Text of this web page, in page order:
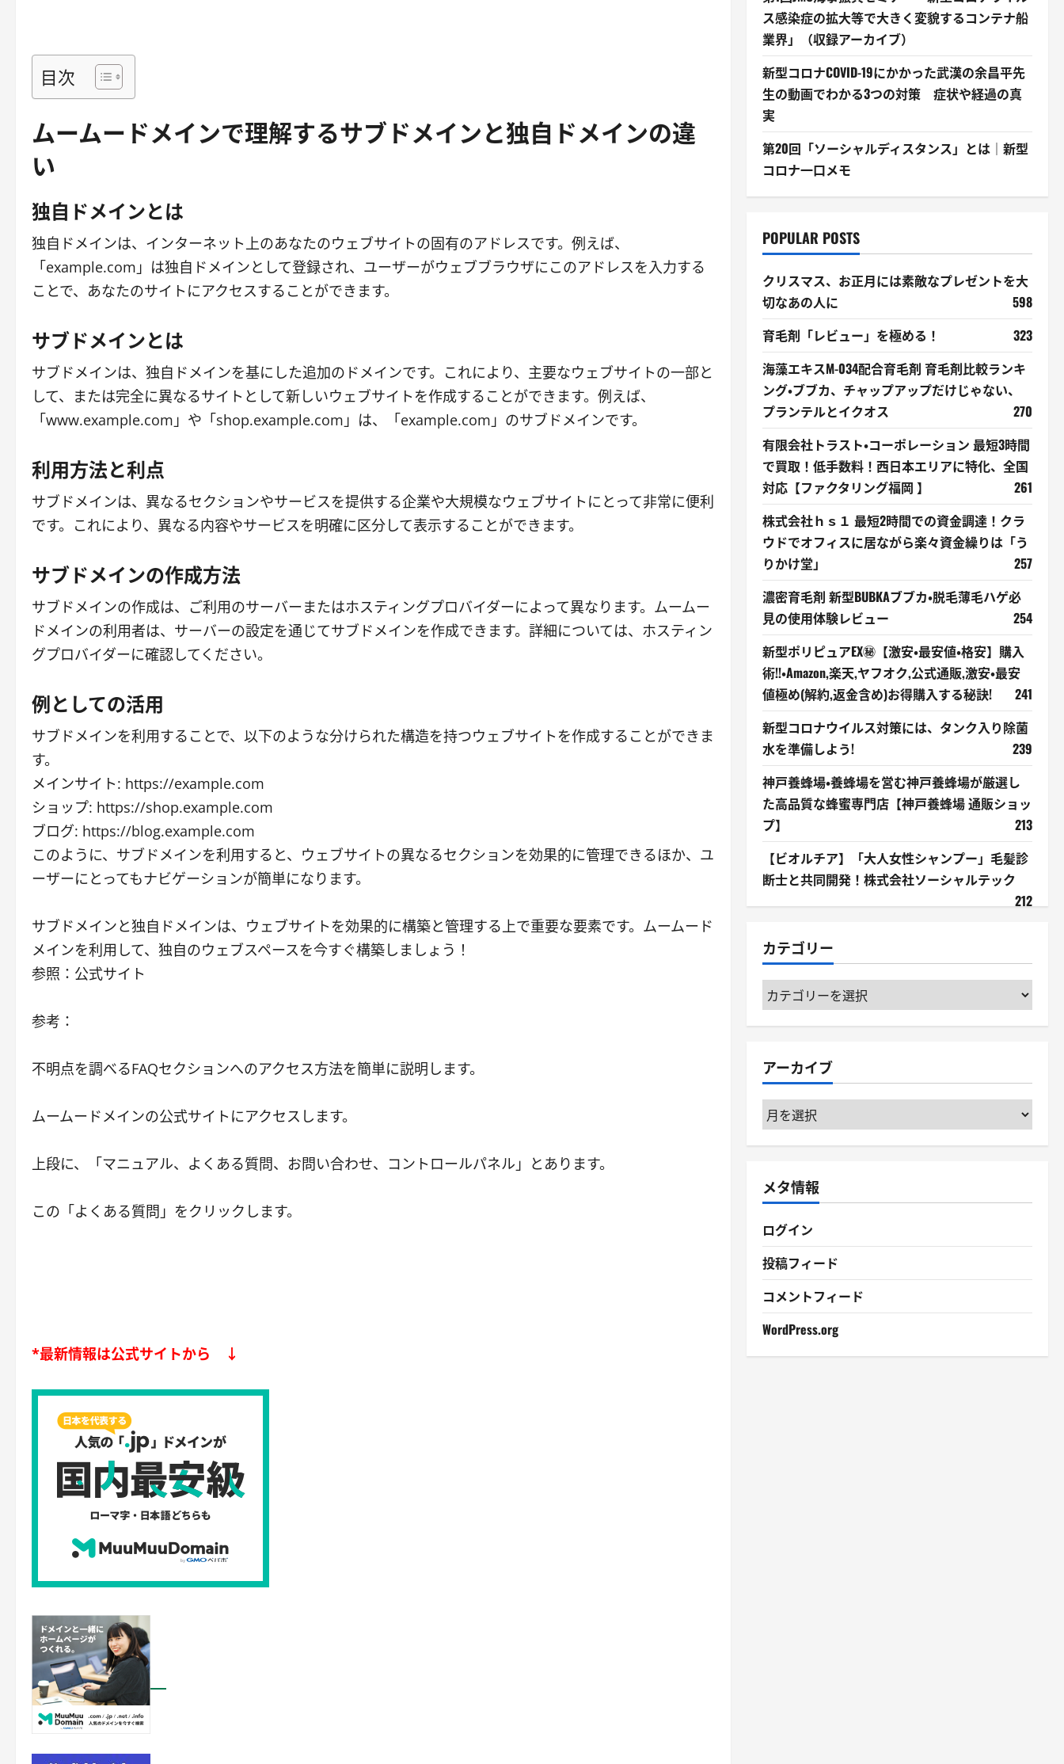
目次
ムームードメインで理解するサブドメインと独自ドメインの違
い
独自ドメインとは
独自ドメインは、インターネット上のあなたのウェブサイトの固有のアドレスです。例えば、
「example.com」は独自ドメインとして登録され、ユーザーがウェブブラウザにこのアドレスを入力する
ことで、あなたのサイトにアクセスすることができます。
サブドメインとは
サブドメインは、独自ドメインを基にした追加のドメインです。これにより、主要なウェブサイトの一部と
して、または完全に異なるサイトとして新しいウェブサイトを作成することができます。例えば、
「www.example.com」や「shop.example.com」は、「example.com」のサブドメインです。
利用方法と利点
サブドメインは、異なるセクションやサービスを提供する企業や大規模なウェブサイトにとって非常に便利
です。これにより、異なる内容やサービスを明確に区分して表示することができます。
サブドメインの作成方法
サブドメインの作成は、ご利用のサーバーまたはホスティングプロバイダーによって異なります。ムームー
ドメインの利用者は、サーバーの設定を通じてサブドメインを作成できます。詳細については、ホスティン
グプロバイダーに確認してください。
例としての活用
サブドメインを利用することで、以下のような分けられた構造を持つウェブサイトを作成することができま
す。
メインサイト: https://example.com
ショップ: https://shop.example.com
ブログ: https://blog.example.com
このように、サブドメインを利用すると、ウェブサイトの異なるセクションを効果的に管理できるほか、ユ
ーザーにとってもナビゲーションが簡単になります。
サブドメインと独自ドメインは、ウェブサイトを効果的に構築と管理する上で重要な要素です。ムームード
メインを利用して、独自のウェブスペースを今すぐ構築しましょう！
参照：公式サイト
参考：
不明点を調べるFAQセクションへのアクセス方法を簡単に説明します。
ムームードメインの公式サイトにアクセスします。
上段に、「マニュアル、よくある質問、お問い合わせ、コントロールパネル」とあります。
この「よくある質問」をクリックします。
*最新情報は公式サイトから ↓
ス感染症の拡大等で大きく変貌するコンテナ船
業界」（収録アーカイブ）
新型コロナCOVID-19にかかった武漢の余昌平先
生の動画でわかる3つの対策 症状や経過の真
実
第20回「ソーシャルディスタンス」とは｜新型
コロナ一口メモ
POPULAR POSTS
クリスマス、お正月には素敵なプレゼントを大
切なあの人に
598
育毛剤「レビュー」を極める！
323
海藻エキスM-034配合育毛剤 育毛剤比較ランキ
ング・ブブカ、チャップアップだけじゃない、
プランテルとイクオス
270
有限会社トラスト・コーポレーション 最短3時間
で買取！低手数料！西日本エリアに特化、全国
対応【ファクタリング福岡 】
261
株式会社ｈｓ１ 最短2時間での資金調達！クラ
ウドでオフィスに居ながら楽々資金繰りは「う
りかけ堂」
257
濃密育毛剤 新型BUBKAブブカ・脱毛薄毛ハゲ必
見の使用体験レビュー
254
新型ポリピュアEX㊙【激安・最安値・格安】購入
術!!・Amazon,楽天,ヤフオク,公式通販,激安・最安
値極め(解約,返金含め)お得購入する秘訣!
241
新型コロナウイルス対策には、タンク入り除菌
水を準備しよう!
239
神戸養蜂場・養蜂場を営む神戸養蜂場が厳選し
た高品質な蜂蜜専門店【神戸養蜂場 通販ショッ
プ】
213
【ビオルチア】「大人女性シャンプー」毛髪診
断士と共同開発！株式会社ソーシャルテック
212
カテゴリー
カ
テ
ー
アーカイブ
ア
ー
ブ
メタ情報
ログイン
投稿フィード
コメントフィード
WordPress.org